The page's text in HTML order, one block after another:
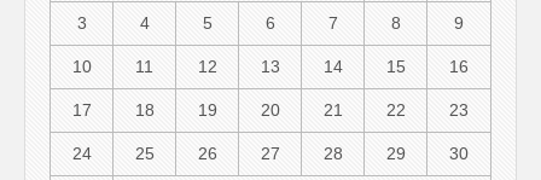
3 4 5 6 7 8 9
10 11 12 13 14 15 16
17 18 19 20 21 22 23
24 25 26 27 28 29 30